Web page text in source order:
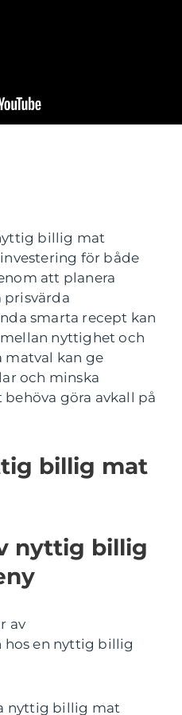
billig mat
för både
att planera
prisvärda
smarta recept kan
nyttighet och
matval kan ge
och minska
göra avkall på
billig mat
nyttig billig
av
en nyttig billig
nyttig billig mat